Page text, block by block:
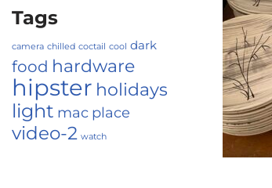
Tags
camera chilled coctail cool dark
food hardware
hipster holidays
light mac place
video-2 watch